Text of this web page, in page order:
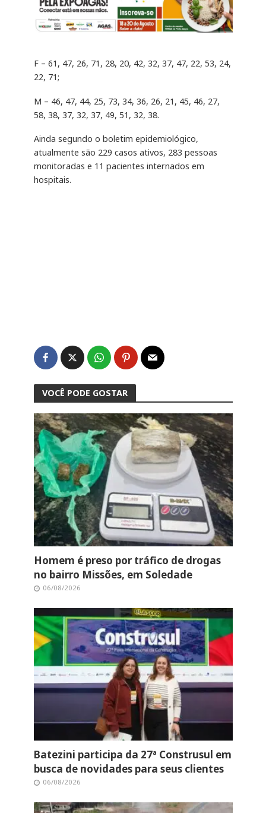
F – 61, 47, 26, 71, 28, 20, 42, 32, 37, 47, 22, 53, 24,
22, 71;
M – 46, 47, 44, 25, 73, 34, 36, 26, 21, 45, 46, 27,
58, 38, 37, 32, 37, 49, 51, 32, 38.
Ainda segundo o boletim epidemiológico,
atualmente são 229 casos ativos, 283 pessoas
monitoradas e 11 pacientes internados em
hospitais.
VOCÊ PODE GOSTAR
Homem é preso por tráfico de drogas
no bairro Missões, em Soledade
06/08/2026
Batezini participa da 27ª Construsul em
busca de novidades para seus clientes
06/08/2026